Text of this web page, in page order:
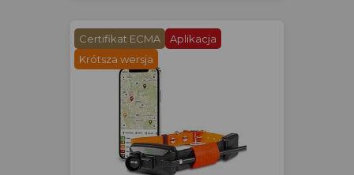
Certifikat ECMA
Aplikacja
Krótsza wersja